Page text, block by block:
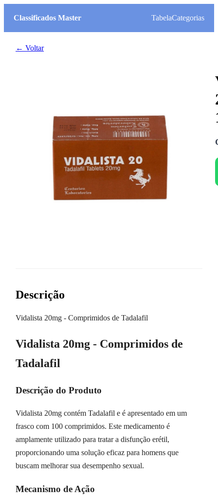
Classificados Master TabelaCategorias
← Voltar
Descrição
Vidalista 20mg - Comprimidos de Tadalafil
Vidalista 20mg - Comprimidos de
Tadalafil
Descrição do Produto
Vidalista 20mg contém Tadalafil e é apresentado em um
frasco com 100 comprimidos. Este medicamento é
amplamente utilizado para tratar a disfunção erétil,
proporcionando uma solução eficaz para homens que
buscam melhorar sua desempenho sexual.
Mecanismo de Ação